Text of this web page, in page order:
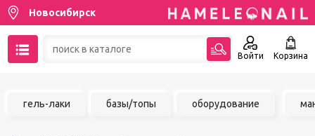
Новосибирск
Войти Корзина
гель-лаки базы/топы оборудование